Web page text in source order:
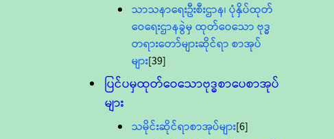
သာသနာရေးဦးစီးဌာန၊ ပုံနှိပ်ထုတ်
ဝေရေးဌာနခွဲမှ ထုတ်ဝေသော ဗုဒ္ဓ
တရားတော်များဆိုင်ရာ စာအုပ်
များ[39]
ပြင်ပမှထုတ်ဝေသောဗုဒ္ဓစာပေစာအုပ်
များ
သမိုင်းဆိုင်ရာစာအုပ်များ[6]